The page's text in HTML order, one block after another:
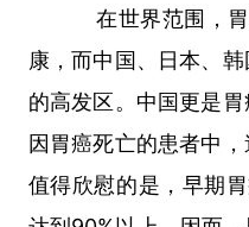
在世界范围，
康，而中国、日本、
的高发区。中国更是
因胃癌死亡的患者中
值得欣慰的是，早期